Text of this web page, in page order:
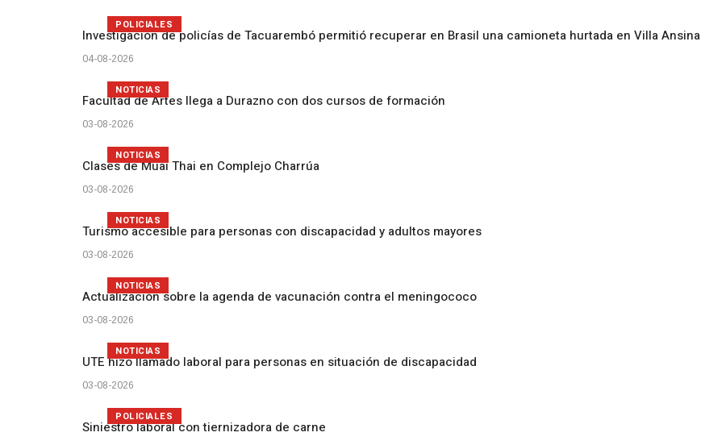
Investigación de policías de Tacuarembó permitió recuperar en Brasil una camioneta hurtada en Villa Ansina
04-08-2026
POLICIALES
Facultad de Artes llega a Durazno con dos cursos de formación
03-08-2026
NOTICIAS
Clases de Muai Thai en Complejo Charrúa
03-08-2026
NOTICIAS
Turismo accesible para personas con discapacidad y adultos mayores
03-08-2026
NOTICIAS
Actualización sobre la agenda de vacunación contra el meningococo
03-08-2026
NOTICIAS
UTE hizo llamado laboral para personas en situación de discapacidad
03-08-2026
NOTICIAS
Siniestro laboral con tiernizadora de carne
POLICIALES